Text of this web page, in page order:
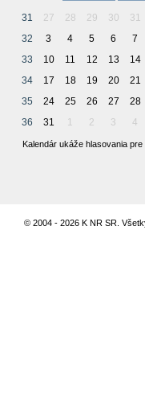
31 27 28 29 30 31
32
3 4 5 6 7
33
10 11 12 13 14
34
17 18 19 20 21
35
24 25 26 27 28
36
31 1 2 3 4
Kalendár ukáže hlasovania pre
© 2004 - 2026 K NR SR.